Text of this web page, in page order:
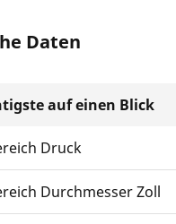
Daten
auf einen Blick
Druck
Durchmesser Zoll